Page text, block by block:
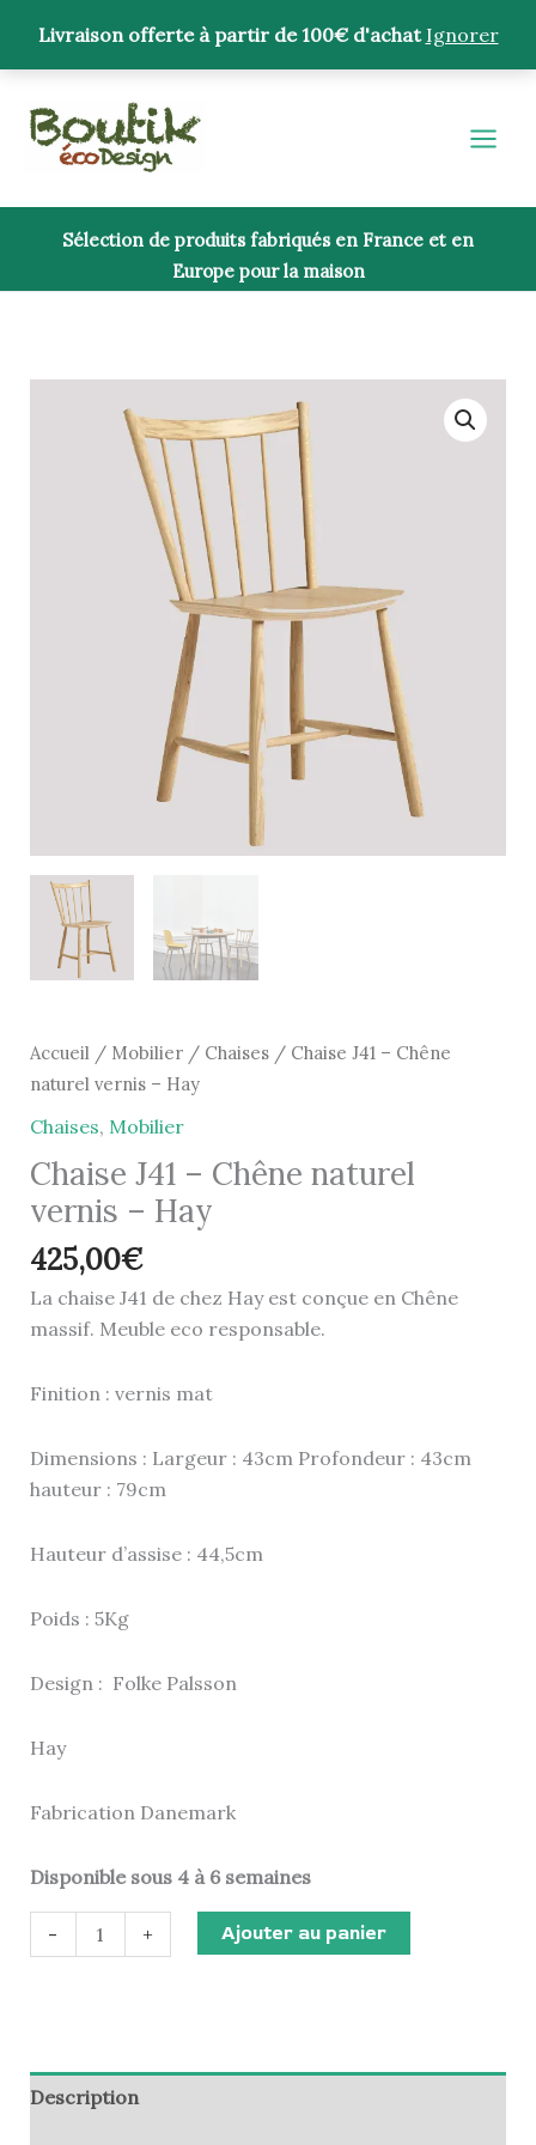
Livraison offerte à partir de 100€ d'achat Ignorer
contenu
Sélection de produits fabriqués en France et en
Europe pour la maison
Accueil / Mobilier/ Chaises/ Chaise J41 – Chêne
naturel vernis – Hay
Chaises, Mobilier
Chaise J41 – Chêne naturel
vernis – Hay
425,00€
La chaise J41 de chez Hay est conçue en Chêne
massif. Meuble eco responsable.
Finition : vernis mat
Dimensions : Largeur : 43cm Profondeur : 43cm
hauteur : 79cm
Hauteur d’assise : 44,5cm
Poids : 5Kg
Design : Folke Palsson
Hay
Fabrication Danemark
Disponible sous 4 à 6 semaines
- + Ajouter au panier
Description